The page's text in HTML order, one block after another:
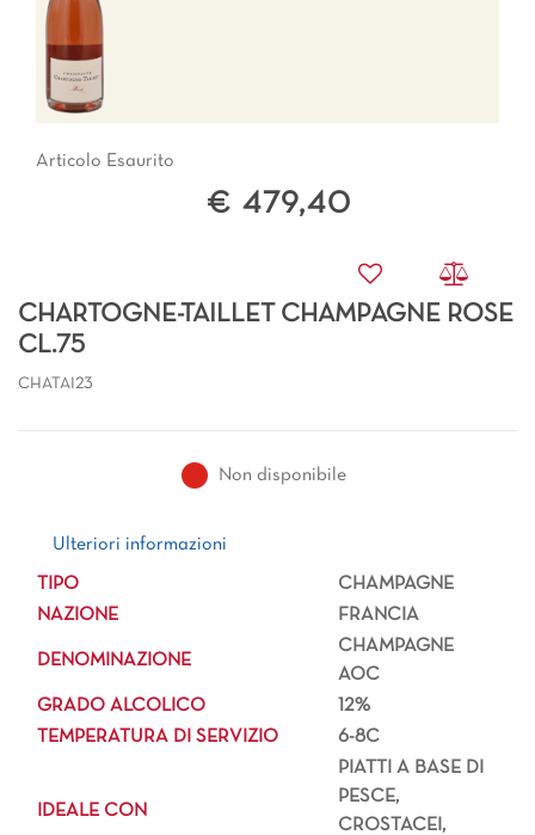
Articolo Esaurito
€ 479,40
CHARTOGNE-TAILLET CHAMPAGNE ROSE
CL.75
CHATAI23
Non disponibile
Ulteriori informazioni
Ulteriori informazioni
TIPO
CHAMPAGNE
NAZIONE
FRANCIA
DENOMINAZIONE
CHAMPAGNE
AOC
GRADO ALCOLICO
12%
TEMPERATURA DI SERVIZIO
6-8C
IDEALE CON
PIATTI A BASE DI
PESCE,
CROSTACEI,